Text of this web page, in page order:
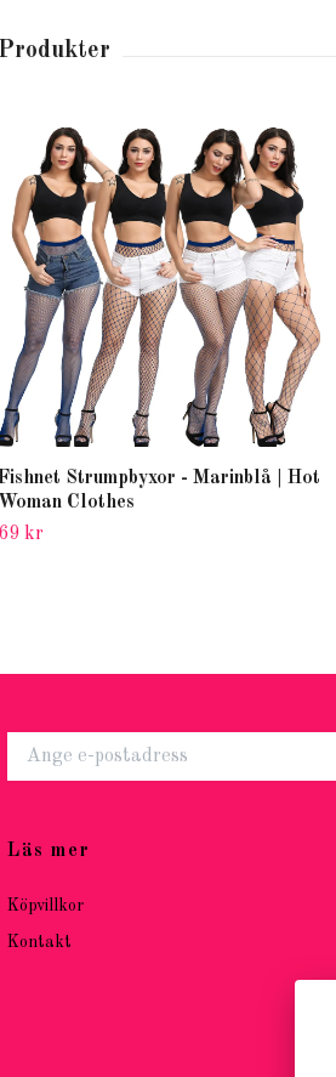
Strumpbyxor - Marinblå | Hot
Woman Clothes
69 kr
Läs mer
Köpvillkor
Kontakt